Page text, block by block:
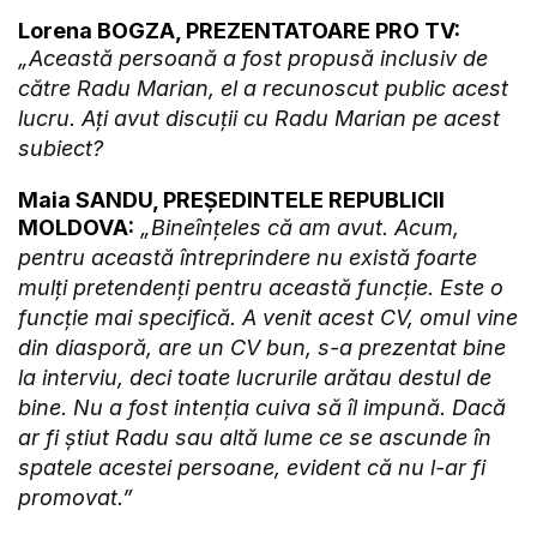
Lorena BOGZA, PREZENTATOARE PRO TV:
„Această persoană a fost propusă inclusiv de
către Radu Marian, el a recunoscut public acest
lucru. Ați avut discuții cu Radu Marian pe acest
subiect?
Maia SANDU, PREȘEDINTELE REPUBLICII
MOLDOVA: „Bineînțeles că am avut. Acum,
pentru această întreprindere nu există foarte
mulți pretendenți pentru această funcție. Este o
funcție mai specifică. A venit acest CV, omul vine
din diasporă, are un CV bun, s-a prezentat bine
la interviu, deci toate lucrurile arătau destul de
bine. Nu a fost intenția cuiva să îl impună. Dacă
ar fi știut Radu sau altă lume ce se ascunde în
spatele acestei persoane, evident că nu l-ar fi
promovat.”